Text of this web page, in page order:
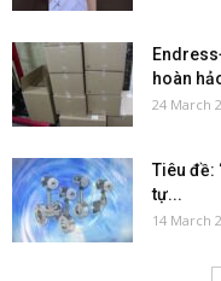
hoàn
24 March
Tiêu đề:
tự...
14 March